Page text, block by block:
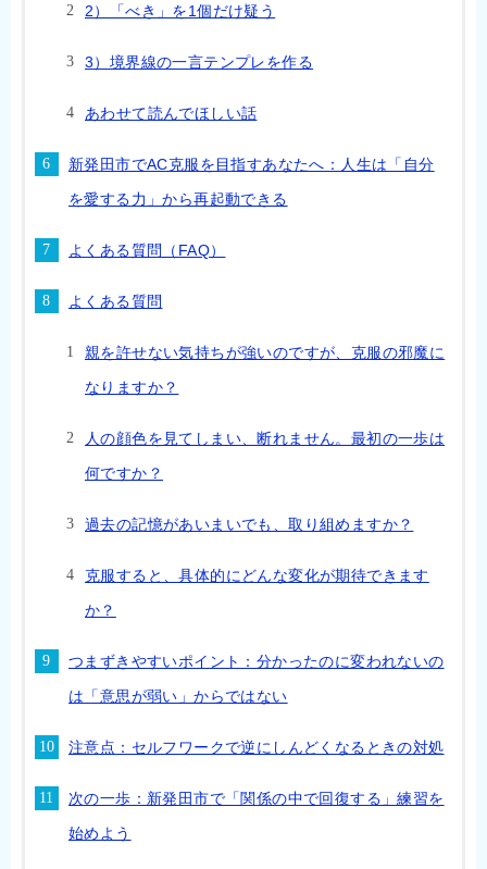
2）「べき」を1個だけ疑う
3）境界線の一言テンプレを作る
あわせて読んでほしい話
新発田市でAC克服を目指すあなたへ：人生は「自分
を愛する力」から再起動できる
よくある質問（FAQ）
よくある質問
親を許せない気持ちが強いのですが、克服の邪魔に
なりますか？
人の顔色を見てしまい、断れません。最初の一歩は
何ですか？
過去の記憶があいまいでも、取り組めますか？
克服すると、具体的にどんな変化が期待できます
か？
つまずきやすいポイント：分かったのに変われないの
は「意思が弱い」からではない
注意点：セルフワークで逆にしんどくなるときの対処
次の一歩：新発田市で「関係の中で回復する」練習を
始めよう